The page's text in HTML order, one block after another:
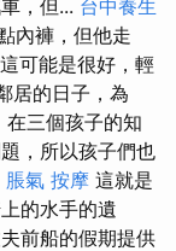
，但... 台中養生
內褲，但他走
可能是很好，輕
居的日子，為
三個孩子的知
，所以孩子們也
脹氣 按摩 這就是
的水手的遺
前船的假期提供